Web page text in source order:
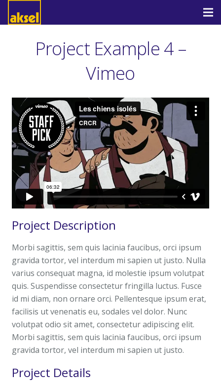
Project Example 4 –
Vimeo
Project Description
Morbi sagittis, sem quis lacinia faucibus, orci ipsum
gravida tortor, vel interdum mi sapien ut justo. Nulla
varius consequat magna, id molestie ipsum volutpat
quis. Suspendisse consectetur fringilla luctus. Fusce
id mi diam, non ornare orci. Pellentesque ipsum erat,
facilisis ut venenatis eu, sodales vel dolor. Nunc
volutpat odio sit amet, consectetur adipiscing elit.
Morbi sagittis, sem quis lacinia faucibus, orci ipsum
gravida tortor, vel interdum mi sapien ut justo.
Project Details